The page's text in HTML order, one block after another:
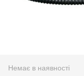
Немає в наявності